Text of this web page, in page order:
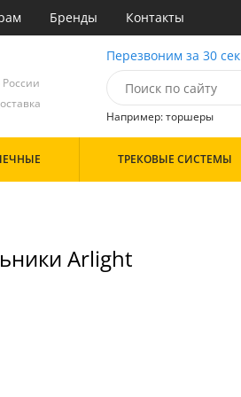
Бренды Контакты
Перезвоним за 30 сек
Например: торшеры
ТРЕКОВЫЕ СИСТЕМЫ
Arlight